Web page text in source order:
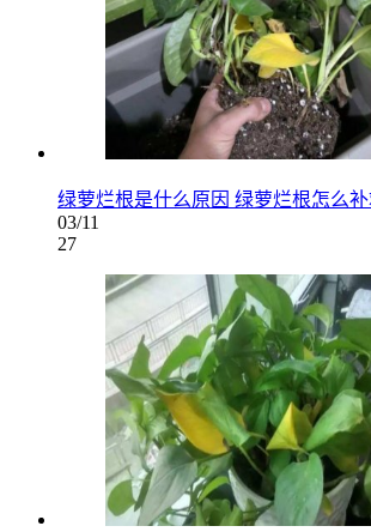
绿萝烂根是什么原因 绿萝烂根怎么
03/11
27